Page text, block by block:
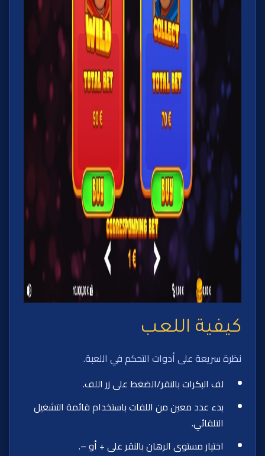
كيفية اللعب
نظرة سريعة على أدوات التحكم في اللعبة.
لف البكرات بالنقر/الضغط على زر اللف.
بدء عدد معين من اللفات باستخدام قائمة التشغيل
التلقائي.
اختيار مستوى الرهان بالنقر على + أو –.